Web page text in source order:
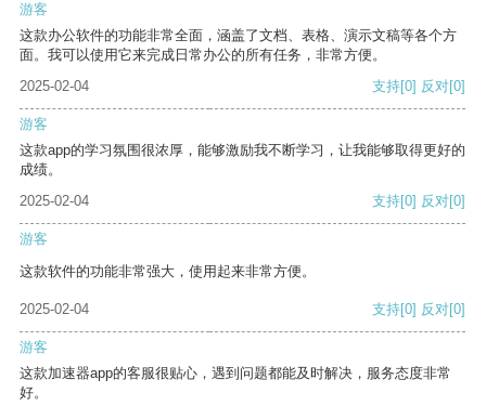
游客
这款办公软件的功能非常全面，涵盖了文档、表格、演示文稿等各个方
面。我可以使用它来完成日常办公的所有任务，非常方便。
2025-02-04
支持[0] 反对[0]
游客
这款app的学习氛围很浓厚，能够激励我不断学习，让我能够取得更好的
成绩。
2025-02-04
支持[0] 反对[0]
游客
这款软件的功能非常强大，使用起来非常方便。
2025-02-04 支持[0] 反对[0]
游客
这款加速器app的客服很贴心，遇到问题都能及时解决，服务态度非常
好。